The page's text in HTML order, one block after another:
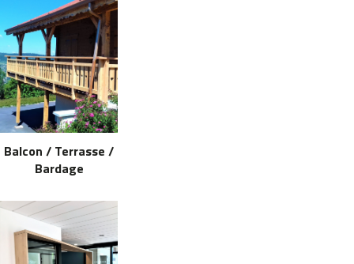
Balcon / Terrasse /
Bardage